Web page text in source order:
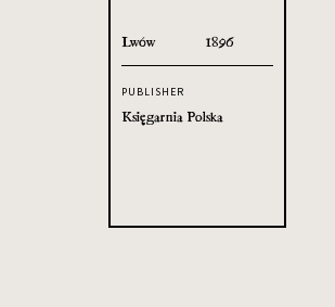
Lwów 1896
PUBLISHER
Księgarnia Polska